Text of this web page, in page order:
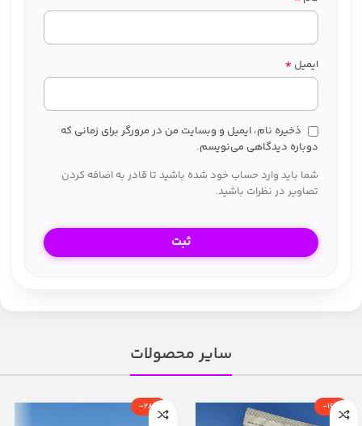
ایمیل *
ذخیره نام، ایمیل و وبسایت من در مرورگر برای زمانی که
دوباره دیدگاهی می‌نویسم.
شما باید وارد حساب خود شده باشید تا قادر به اضافه کردن
تصاویر در نظرات باشید.
سایر محصولات
-16%
-28%